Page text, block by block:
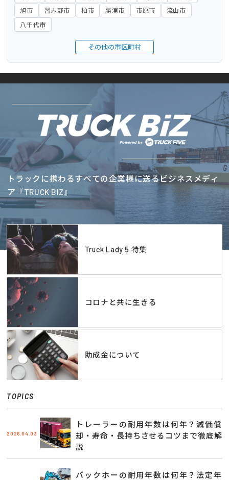
旭市
習志野市 柏市 勝浦市 市原市
流山市
八千代市
その他の市区町村
トラックに携わるすべての企業様に送るビジネスメディ
ア『TRUCK BIZ』
Truck Lady 5 特集
コロナと共に生きる
助成金について
TOPICS
2026.04.03
トレーラーの耐用年数は何年？減価償
却・寿命・長持ちさせるコツまで徹底解
説
バックホーの耐用年数は何年？法定年